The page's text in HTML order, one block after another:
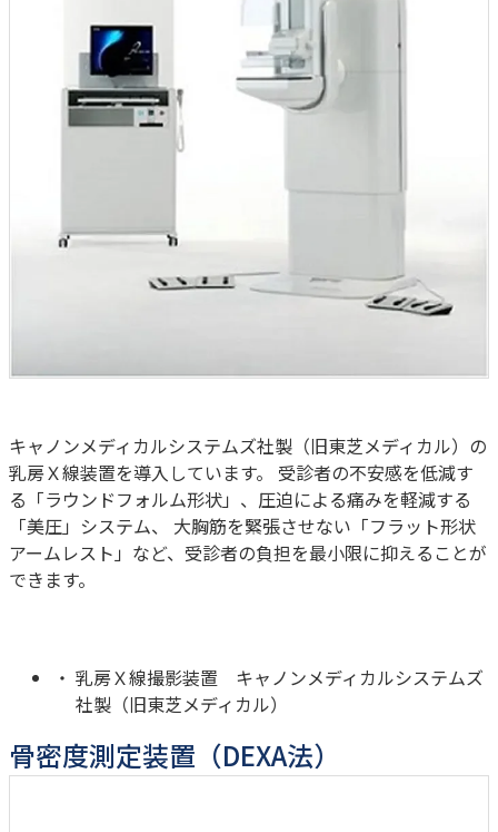
キャノンメディカルシステムズ社製（旧東芝メディカル）の
乳房Ｘ線装置を導入しています。 受診者の不安感を低減す
る「ラウンドフォルム形状」、圧迫による痛みを軽減する
「美圧」システム、 大胸筋を緊張させない「フラット形状
アームレスト」など、受診者の負担を最小限に抑えることが
できます。
乳房Ｘ線撮影装置 キャノンメディカルシステムズ
社製（旧東芝メディカル）
骨密度測定装置（DEXA法）